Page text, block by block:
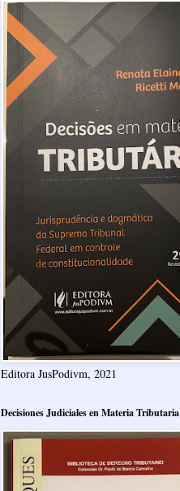
Editora JusPodivm, 2021
Decisiones Judiciales en Materia Tributaria